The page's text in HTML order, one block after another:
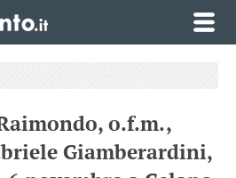
o.f.m.,
Giamberardini,